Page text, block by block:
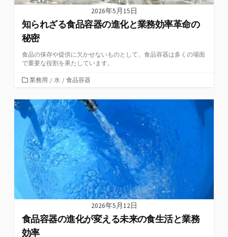
2026年5月15日
知られざる食品容器の進化と業務効率革命の
秘密
食品の保存や提供に欠かせないものとして、食品容器は多くの場面
で重要な役割を果たしています。
カ
ゴ
リ
ー
業務用 / 水 / 食品容器
2026年5月12日
食品容器の進化が変える未来の食生活と業務
効率